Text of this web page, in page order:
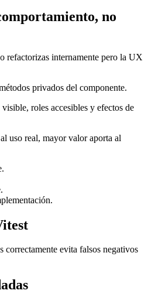
no
refactorizas internamente pero la UX
privados del componente.
roles accesibles y efectos de
uso real, mayor valor aporta al
correctamente evita falsos negativos